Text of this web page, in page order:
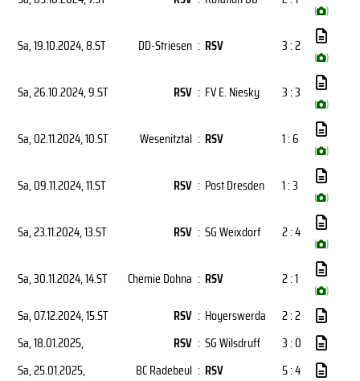
( )
Sa, 19.10.2024, 8.ST DD-Striesen : RSV 3 : 2
( )
Sa, 26.10.2024, 9.ST RSV : FV E. Niesky 3 : 3
( )
Sa, 02.11.2024, 10.ST Wesenitztal : RSV 1 : 6
( )
Sa, 09.11.2024, 11.ST RSV : Post Dresden 1 : 3
( )
Sa, 23.11.2024, 13.ST RSV : SG Weixdorf 2 : 4
( )
Sa, 30.11.2024, 14.ST Chemie Dohna : RSV 2 : 1
( )
Sa, 07.12.2024, 15.ST RSV : Hoyerswerda
2 : 2
Sa, 18.01.2025, RSV : SG Wilsdruff
3 : 0
Sa, 25.01.2025, BC Radebeul : RSV
5 : 4